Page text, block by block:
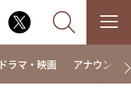
ドラマ・映画 アナウンサー